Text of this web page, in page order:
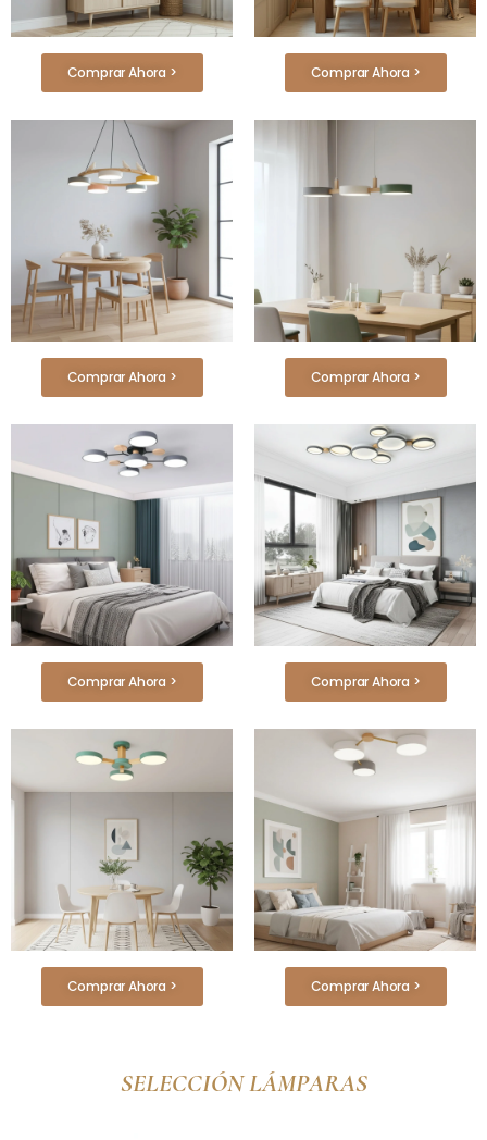
Comprar Ahora > Comprar Ahora >
Comprar Ahora > Comprar Ahora >
Comprar Ahora > Comprar Ahora >
Comprar Ahora > Comprar Ahora >
SELECCIÓN LÁMPARAS